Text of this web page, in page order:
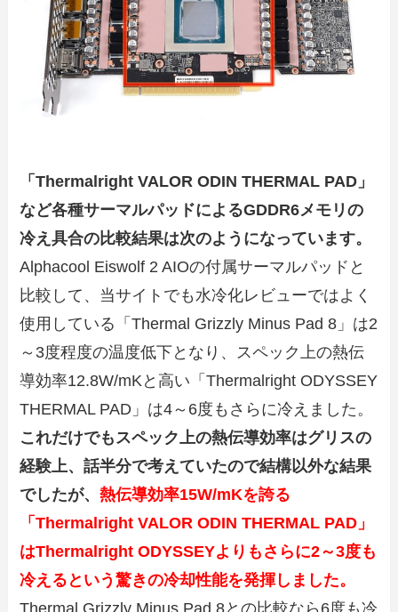
「Thermalright VALOR ODIN THERMAL PAD」
など各種サーマルパッドによるGDDR6メモリの
冷え具合の比較結果は次のようになっています。
Alphacool Eiswolf 2 AIOの付属サーマルパッドと
比較して、当サイトでも水冷化レビューではよく
使用している「Thermal Grizzly Minus Pad 8」は2
～3度程度の温度低下となり、スペック上の熱伝
導効率12.8W/mKと高い「Thermalright ODYSSEY
THERMAL PAD」は4～6度もさらに冷えました。
これだけでもスペック上の熱伝導効率はグリスの
経験上、話半分で考えていたので結構以外な結果
でしたが、熱伝導効率15W/mKを誇る
「Thermalright VALOR ODIN THERMAL PAD」
はThermalright ODYSSEYよりもさらに2～3度も
冷えるという驚きの冷却性能を発揮しました。
Thermal Grizzly Minus Pad 8との比較なら6度も冷